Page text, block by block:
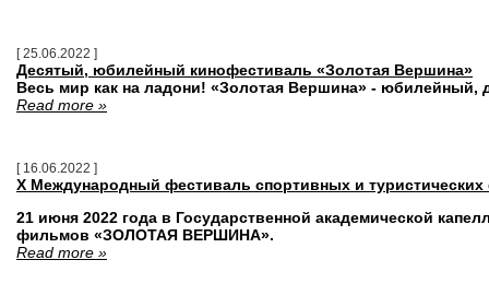
[ 25.06.2022 ]
Десятый, юбилейный кинофестиваль «Золотая Вершина»
Весь мир как на ладони! «Золотая Вершина» - юбилейный,
Read more »
[ 16.06.2022 ]
X Международный фестиваль спортивных и
21 июня 2022 года в Государственной академической
фильмов «ЗОЛОТАЯ ВЕРШИНА».
Read more »